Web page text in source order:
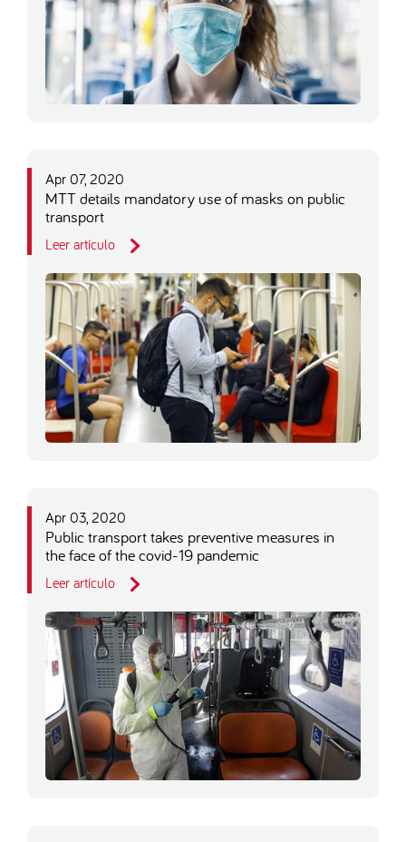
Apr 07, 2020
MTT details mandatory use of masks on public
transport
Leer artículo
Apr 03, 2020
Public transport takes preventive measures in
the face of the covid-19 pandemic
Leer artículo